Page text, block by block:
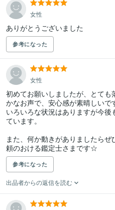
女性
ありがとうございました
参考になった
女性
初めてお願いしましたが、とて
かなお声で、安心感が素晴しいで
いろいろな状況はありますが今
ています。
また、何か動きがありましたら
頼のおける鑑定士さまです☆
参考になった
出品者からの返信を読む